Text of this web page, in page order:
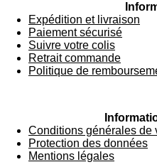
Expédition et livraison
Paiement sécurisé
Suivre votre colis
Retrait commande
Politique de
Conditions générales de
Protection des données
Mentions légales